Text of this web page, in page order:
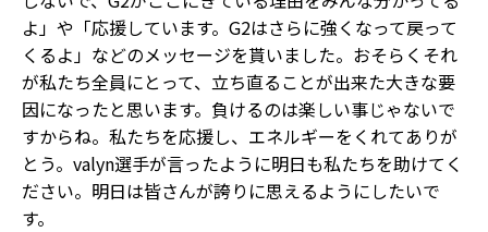
よ」や「応援しています。G2はさらに強くなって戻って
くるよ」などのメッセージを貰いました。おそらくそれ
が私たち全員にとって、立ち直ることが出来た大きな要
因になったと思います。負けるのは楽しい事じゃないで
すからね。私たちを応援し、エネルギーをくれてありが
とう。valyn選手が言ったように明日も私たちを助けてく
ださい。明日は皆さんが誇りに思えるようにしたいで
す。